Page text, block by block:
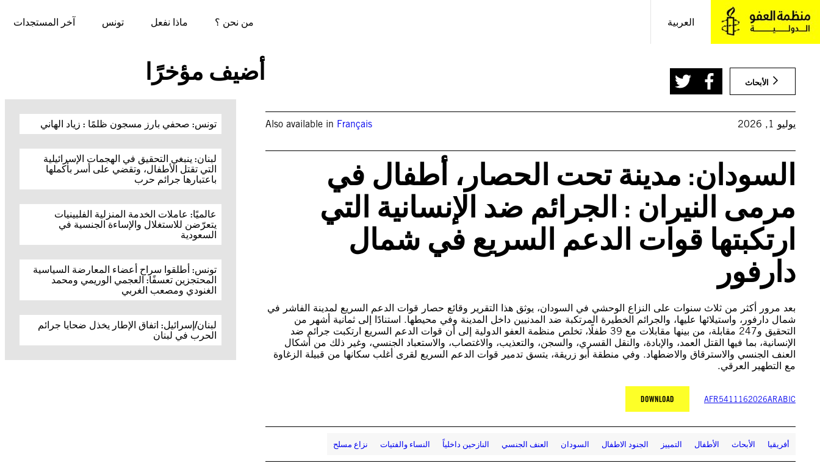
العربية من نحن ؟ ماذا نفعل تونس آخر المستجدات
إلى
المحتوى
الأبحاث
يوليو 1, 2026 Also available in Français
السودان: مدينة تحت الحصار، أطفال في
مرمى النيران : الجرائم ضد الإنسانية التي
ارتكبتها قوات الدعم السريع في شمال
دارفور
بعد مرور أكثر من ثلاث سنوات على النزاع الوحشي في السودان، يوثق هذا التقرير وقائع حصار قوات الدعم السريع لمدينة الفاشر في
شمال دارفور، واستيلائها عليها، والجرائم الخطيرة المرتكبة ضد المدنيين داخل المدينة وفي محيطها. استنادًا إلى ثمانية أشهر من
التحقيق و247 مقابلة، من بينها مقابلات مع 39 طفلًا، تخلص منظمة العفو الدولية إلى أن قوات الدعم السريع ارتكبت جرائم ضد
الإنسانية، بما فيها القتل العمد، والإبادة، والنقل القسري، والسجن، والتعذيب، والاغتصاب، والاستعباد الجنسي، وغير ذلك من أشكال
العنف الجنسي والاسترقاق والاضطهاد. وفي منطقة أبو زريقة، يتسق تدمير قوات الدعم السريع لقرى أغلب سكانها من قبيلة الزغاوة
مع التطهير العرقي.
AFR5411162026ARABIC
DOWNLOAD
أفريقيا الأبحاث الأطفال التمييز الجنود الاطفال السودان العنف الجنسي النازحين داخلياً النساء والفتيات نزاع مسلح
أضيف مؤخرًا
تونس: صحفي بارز مسجون ظلمًا : زياد الهاني
لبنان: ينبغي التحقيق في الهجمات الإسرائيلية
التي تقتل الأطفال، وتقضي على أسر بأكملها
باعتبارها جرائم حرب
عالميًا: عاملات الخدمة المنزلية الفلبينيات
يتعرّضن للاستغلال والإساءة الجنسية في
السعودية
تونس: أطلقوا سراح أعضاء المعارضة السياسية
المحتجزين تعسفًا: العجمي الوريمي ومحمد
الغنودي ومصعب الغربي
لبنان/إسرائيل: اتفاق الإطار يخذل ضحايا جرائم
الحرب في لبنان